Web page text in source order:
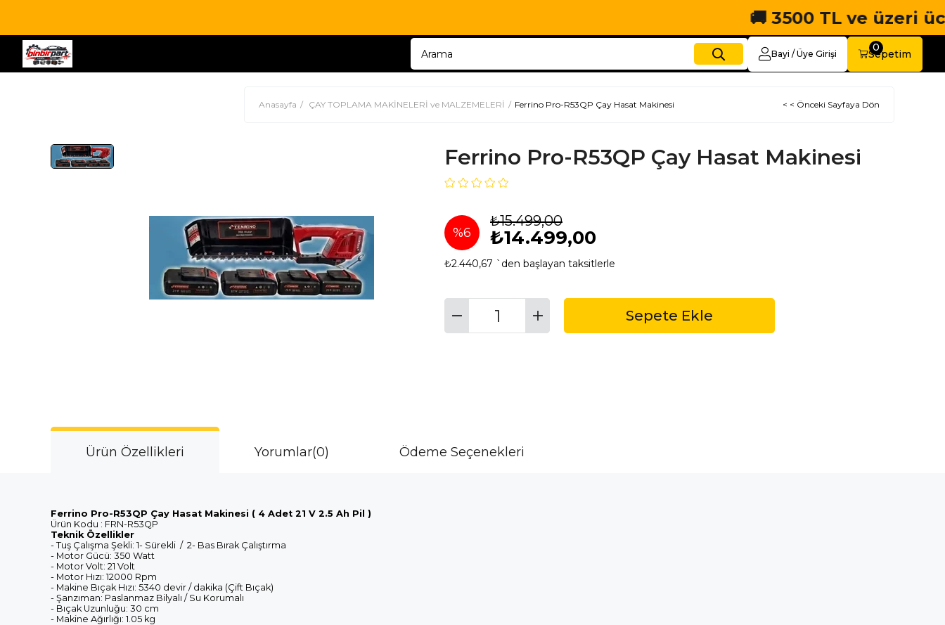
🚚 3500 TL ve üzeri
Bayi / Üye Girişi Sepetim
0
Anasayfa ÇAY TOPLAMA MAKİNELERİ ve MALZEMELERİ Ferrino Pro-R53QP Çay Hasat Makinesi < < Önceki Sayfaya Dön
Ferrino Pro-R53QP Çay Hasat Makinesi
%6
İndirim
₺15.499,00
₺14.499,00
₺2.440,67 `den başlayan taksitlerle
Ürün Özellikleri Yorumlar(0) Ödeme Seçenekleri
Ferrino Pro-R53QP Çay Hasat Makinesi ( 4 Adet 21 V 2.5 Ah Pil )
Ürün Kodu : FRN-R53QP
Teknik Özellikler
- Tuş Çalışma Şekli: 1- Sürekli / 2- Bas Bırak Çalıştırma
- Motor Gücü: 350 Watt
- Motor Volt: 21 Volt
- Motor Hızı: 12000 Rpm
- Makine Bıçak Hızı: 5340 devir / dakika (Çift Bıçak)
- Şanzıman: Paslanmaz Bilyalı / Su Korumalı
- Bıçak Uzunluğu: 30 cm
- Makine Ağırlığı: 1.05 kg